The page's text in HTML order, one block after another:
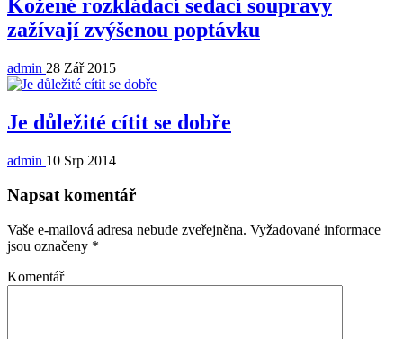
Kožené rozkládací sedací soupravy
zažívají zvýšenou poptávku
admin 28 Zář 2015
Je důležité cítit se dobře
admin 10 Srp 2014
Napsat komentář
Vaše e-mailová adresa nebude zveřejněna. Vyžadované informace
jsou označeny *
Komentář